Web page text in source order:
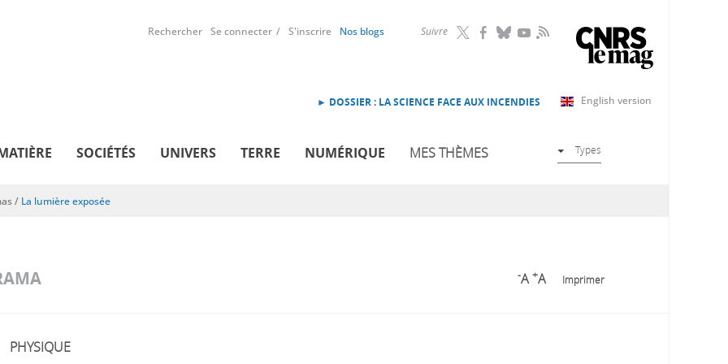
Suivre RSS
Rechercher Se connecter S'inscrire Nos blogs
English version
► DOSSIER : LA SCIENCE FACE AUX INCENDIES
SOCIÉTÉS UNIVERS TERRE NUMÉRIQUE MES THÈMES Types
/ La lumière exposée
-A +A Imprimer
PHYSIQUE